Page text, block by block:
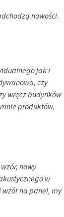
nowości.
jak i
czy
wręcz budynków
produktów,
nowy
w
wzór na panel, my